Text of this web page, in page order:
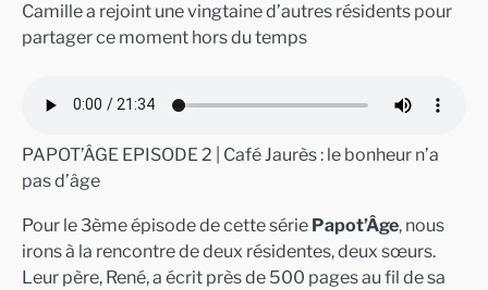
Camille a rejoint une vingtaine d’autres résidents pour
partager ce moment hors du temps
PAPOT’ÂGE EPISODE 2 | Café Jaurès : le bonheur n’a
pas d’âge
Pour le 3ème épisode de cette série Papot’Âge, nous
irons à la rencontre de deux résidentes, deux sœurs.
Leur père, René, a écrit près de 500 pages au fil de sa